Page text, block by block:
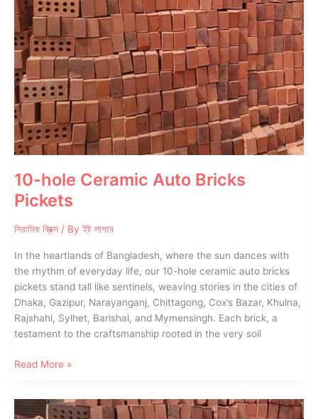
মান,
সুন্দর
ডিজাইন
ও
দ্রুত
ডেলিভারি
10-hole Ceramic Auto Bricks
Pickets
সিরামিক ব্রিক্স / By ইট লাগবে
In the heartlands of Bangladesh, where the sun dances with
the rhythm of everyday life, our 10-hole ceramic auto bricks
pickets stand tall like sentinels, weaving stories in the cities of
Dhaka, Gazipur, Narayanganj, Chittagong, Cox’s Bazar, Khulna,
Rajshahi, Sylhet, Barishal, and Mymensingh. Each brick, a
testament to the craftsmanship rooted in the very soil
10-
Read More »